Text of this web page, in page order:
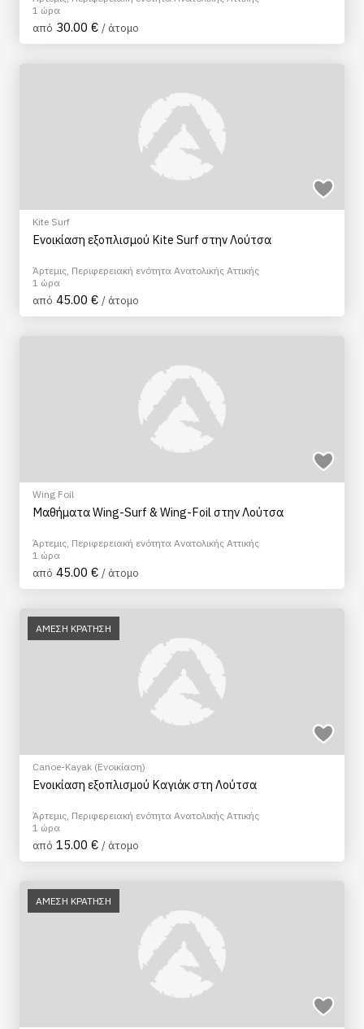
1 ώρα
από 30.00 € / άτομο
Kite Surf
Ενοικίαση εξοπλισμού Kite Surf στην Λούτσα
Άρτεμις, Περιφερειακή ενότητα Ανατολικής Αττικής
1 ώρα
από 45.00 € / άτομο
Wing Foil
Μαθήματα Wing-Surf & Wing-Foil στην Λούτσα
Άρτεμις, Περιφερειακή ενότητα Ανατολικής Αττικής
1 ώρα
από 45.00 € / άτομο
ΑΜΕΣΗ ΚΡΑΤΗΣΗ
Canoe-Kayak (Ενοικίαση)
Ενοικίαση εξοπλισμού Καγιάκ στη Λούτσα
Άρτεμις, Περιφερειακή ενότητα Ανατολικής Αττικής
1 ώρα
από 15.00 € / άτομο
ΑΜΕΣΗ ΚΡΑΤΗΣΗ